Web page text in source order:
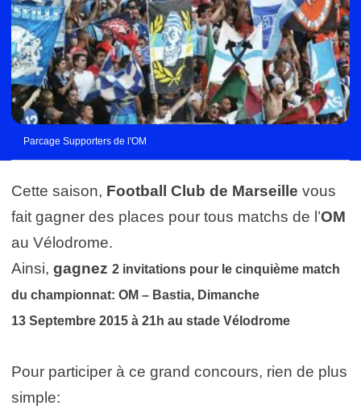
Parcage Supporters de l'OM
Cette saison, Football Club de Marseille vous
fait gagner des places pour tous matchs de l’OM
au Vélodrome.
Ainsi, gagnez 2 invitations pour le cinquième match
du championnat: OM – Bastia, Dimanche
13 Septembre 2015 à 21h au stade Vélodrome
Pour participer à ce grand concours, rien de plus
simple: